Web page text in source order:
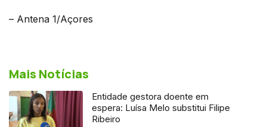
– Antena 1/Açores
Mais Notícias
Entidade gestora doente em
espera: Luísa Melo substitui Filipe
Ribeiro